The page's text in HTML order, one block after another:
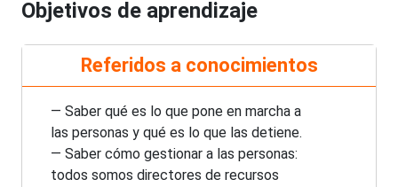
Objetivos de aprendizaje
Referidos a conocimientos
— Saber qué es lo que pone en marcha a
las personas y qué es lo que las detiene.
— Saber cómo gestionar a las personas:
todos somos directores de recursos